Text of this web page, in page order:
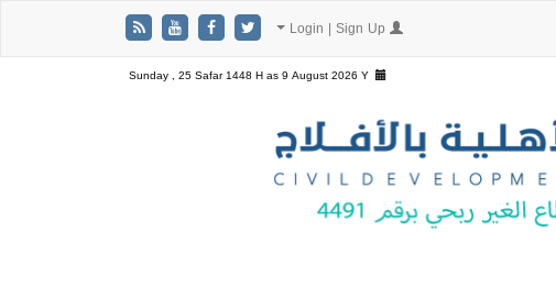
Sunday , 25 Safar 1448 H as9 August 2026 Y